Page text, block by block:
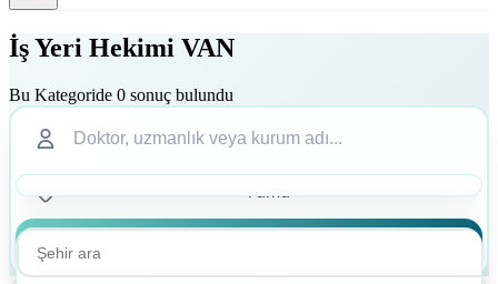
İş Yeri Hekimi VAN
Bu Kategoride 0 sonuç bulundu